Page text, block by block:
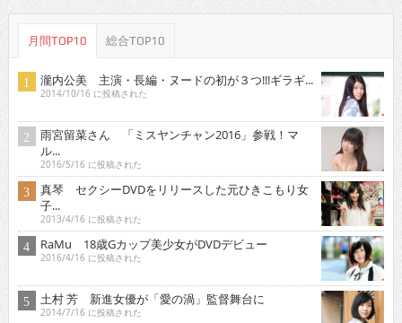
月間TOP10 総合TOP10
瀧内公美 主演・長編・ヌードの初が３つ!!!ギラギ...
2014/10/16 に投稿された
雨宮留菜さん 「ミスヤンチャン2016」参戦！マ
ル...
2016/5/16 に投稿された
真琴 セクシーDVDをリリースした元ひきこもり女
子...
2013/4/16 に投稿された
RaMu 18歳Gカップ美少女がDVDデビュー
2016/4/16 に投稿された
土村 芳 新進女優が「愛の渦」監督舞台に
2014/7/16 に投稿された